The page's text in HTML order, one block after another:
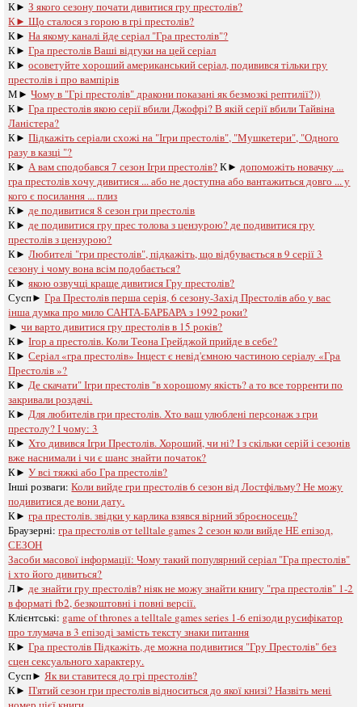
К►З якого сезону почати дивитися гру престолів?
К►Що сталося з горою в грі престолів?
К►На якому каналі йде серіал "Гра престолів"?
К►Гра престолів Ваші відгуки на цей серіал
К►осоветуйте хороший американський серіал, подивився тільки гру
престолів і про вампірів
М►Чому в "Грі престолів" дракони показані як безмозкі рептилії?))
К►Гра престолів якою серії вбили Джофрі? В якій серії вбили Тайвіна
Ланістера?
К►Підкажіть серіали схожі на "Ігри престолів", "Мушкетери", "Одного
разу в казці "?
К► А вам сподобався 7 сезон Ігри престолів?К► допоможіть новачку ...
гра престолів хочу дивитися ... або не доступна або вантажиться довго ... у
кого є посилання ... плиз
К► де подивитися 8 сезон гри престолів
К► де подивитися гру прес толова з цензурою? де подивитися гру
престолів з цензурою?
К►Любителі "гри престолів", підкажіть, що відбувається в 9 серії 3
сезону і чому вона всім подобається?
К►якою озвучці краще дивитися Гру престолів?
Сусп►Гра Престолів перша серія, 6 сезону-Захід Престолів або у вас
інша думка про мило САНТА-БАРБАРА з 1992 роки?
►чи варто дивитися гру престолів в 15 років?
К►Ігор а престолів. Коли Теона Грейджой прийде в себе?
К►Серіал «гра престолів» Інцест є невід'ємною частиною серіалу «Гра
Престолів »?
К► Де скачати" Ігри престолів "в хорошому якість? а то все торренти по
закривали роздачі.
К► Для любителів гри престолів. Хто ваш улюблені персонаж з гри
престолу? І чому: 3
К► Хто дивився Ігри Престолів. Хороший, чи ні? І з скільки серій і сезонів
вже наснимали і чи є шанс знайти початок?
К►У всі тяжкі або Гра престолів?
Інші розваги: ​​Коли вийде гри престолів 6 сезон від Лостфільму? Не можу
подивитися де вони дату.
К►гра престолів. звідки у карлика взявся вірний зброєносець?
Браузерні:гра престолів oт telltale games 2 сезон коли вийде НЕ епізод,
СЕЗОН
Засоби масової інформації:Чому такий популярний серіал "Гра престолів"
і хто його дивиться?
Л► де знайти гру престолів? ніяк не можу знайти книгу "гра престолів" 1-2
в форматі fb2, безкоштовні і повні версії.
Клієнтські: game of thrones a telltale games series 1-6 епізоди русифікатор
про тлумача в 3 епізоді замість тексту знаки питання
К►Гра престолів Підкажіть, де можна подивитися "Гру Престолів" без
сцен сексуального характеру.
Сусп► Як ви ставитеся до грі престолів?
К►П'ятий сезон гри престолів відноситься до якої книзі? Назвіть мені